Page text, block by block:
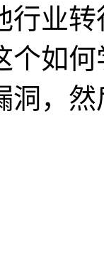
行业
个如
洞，